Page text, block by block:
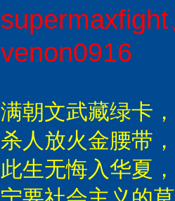
venon0916
满朝文武藏绿卡
杀人放火金腰带
此生无悔入华夏